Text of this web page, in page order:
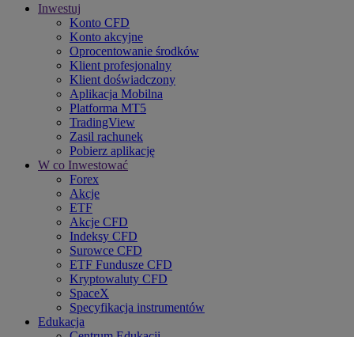
Inwestuj
Konto CFD
Konto akcyjne
Oprocentowanie środków
Klient profesjonalny
Klient doświadczony
Aplikacja Mobilna
Platforma MT5
TradingView
Zasil rachunek
Pobierz aplikację
W co Inwestować
Forex
Akcje
ETF
Akcje CFD
Indeksy CFD
Surowce CFD
ETF Fundusze CFD
Kryptowaluty CFD
SpaceX
Specyfikacja instrumentów
Edukacja